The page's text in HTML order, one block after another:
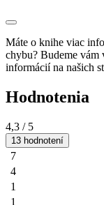
Máte o knihe viac
chybu? Budeme
informácií na našich
Hodnotenia
4,3 / 5
13 hodnotení
7
4
1
1